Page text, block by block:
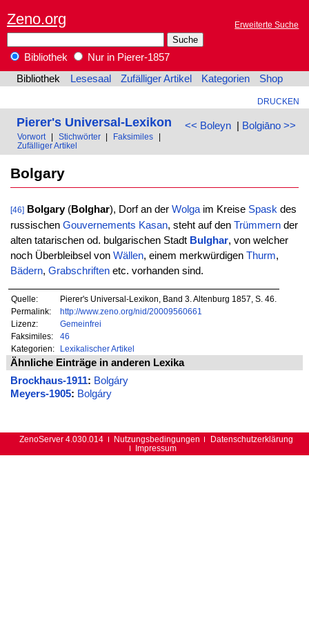
Zeno.org Erweiterte Suche
Bibliothek
Nur in Pierer-1857
Bibliothek
Lesesaal Zufälliger Artikel Kategorien Shop
DRUCKEN
<< Boleyn| Bolgiāno >>
Pierer's Universal-Lexikon
Vorwort Stichwörter Faksimiles
Zufälliger Artikel
Bolgary
[46] Bolgary(Bolghar), Dorf an der Wolgaim Kreise Spaskdes
russischen Gouvernements Kasan, steht auf den Trümmernder
alten tatarischen od. bulgarischen Stadt Bulghar, von welcher
noch Überbleibsel von Wällen, einem merkwürdigen Thurm,
Bädern, Grabschriftenetc. vorhanden sind.
Quelle:
Pierer's Universal-Lexikon, Band 3. Altenburg 1857, S. 46.
Permalink:
http://www.zeno.org/nid/20009560661
Lizenz:
Gemeinfrei
Faksimiles:
46
Kategorien:
Lexikalischer Artikel
Ähnliche Einträge in anderen Lexika
Brockhaus-1911: Bolgáry
Meyers-1905: Bolgáry
ZenoServer 4.030.014 Nutzungsbedingungen
Datenschutzerklärung
Impressum